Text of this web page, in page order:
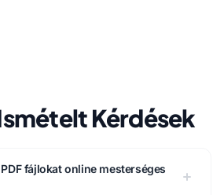
Kérdések
fájlokat online mesterséges